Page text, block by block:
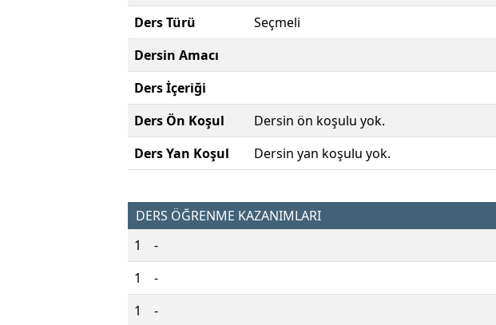
Ders Türü
Seçmeli
Dersin Amacı
Ders İçeriği
Ders Ön Koşul
Dersin ön koşulu yok.
Ders Yan Koşul
Dersin yan koşulu yok.
DERS ÖĞRENME KAZANIMLARI
1
-
1
-
1
-